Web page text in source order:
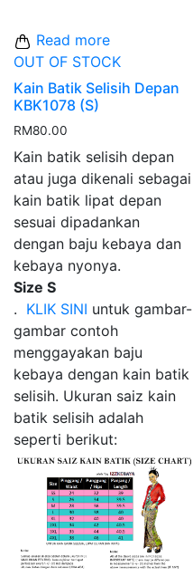
Read more
OUT OF STOCK
Kain Batik Selisih Depan
KBK1078 (S)
RM80.00
Kain batik selisih depan
atau juga dikenali sebagai
kain batik lipat depan
sesuai dipadankan
dengan baju kebaya dan
kebaya nyonya.
Size S
. KLIK SINI untuk gambar-
gambar contoh
menggayakan baju
kebaya dengan kain batik
selisih. Ukuran saiz kain
batik selisih adalah
seperti berikut: